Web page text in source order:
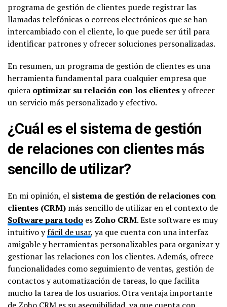
programa de gestión de clientes puede registrar las
llamadas telefónicas o correos electrónicos que se han
intercambiado con el cliente, lo que puede ser útil para
identificar patrones y ofrecer soluciones personalizadas.
En resumen, un programa de gestión de clientes es una
herramienta fundamental para cualquier empresa que
quiera optimizar su relación con los clientesy ofrecer
un servicio más personalizado y efectivo.
¿Cuál es el sistema de gestión
de relaciones con clientes más
sencillo de utilizar?
En mi opinión, el sistema de gestión de relaciones con
clientes (CRM) más sencillo de utilizar en el contexto de
Software para todo es Zoho CRM. Este software es muy
intuitivo yfácil de usar, ya que cuenta con una interfaz
amigable y herramientas personalizables para organizar y
gestionar las relaciones con los clientes. Además, ofrece
funcionalidades como seguimiento de ventas, gestión de
contactos y automatización de tareas, lo que facilita
mucho la tarea de los usuarios. Otra ventaja importante